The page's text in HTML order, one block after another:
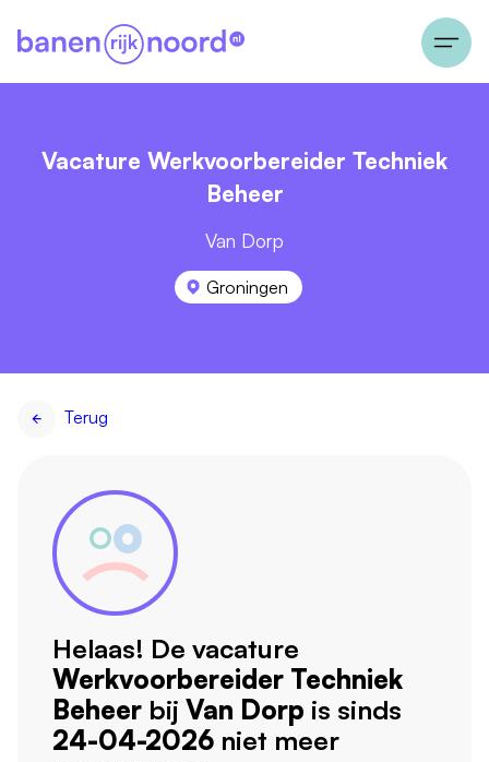
Vacature Werkvoorbereider Techniek
Beheer
Van Dorp
Groningen
Terug
Helaas! De vacature
Werkvoorbereider Techniek
Beheer bij Van Dorp is sinds
24-04-2026 niet meer